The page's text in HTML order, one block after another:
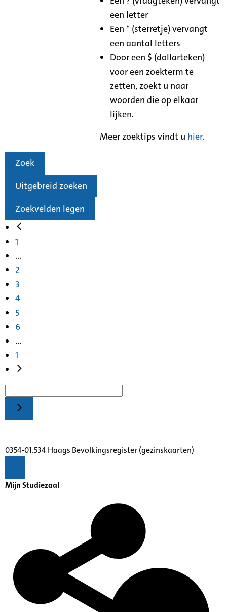
een letter
Een * (sterretje) vervangt
een aantal letters
Door een $ (dollarteken)
voor een zoekterm te
zetten, zoekt u naar
woorden die op elkaar
lijken.
Meer zoektips vindt u hier.
Zoek
Uitgebreid zoeken
Zoekvelden legen
1
...
2
3
4
5
6
...
1
0354-01.534 Haags Bevolkingsregister (gezinskaarten)
Mijn Studiezaal